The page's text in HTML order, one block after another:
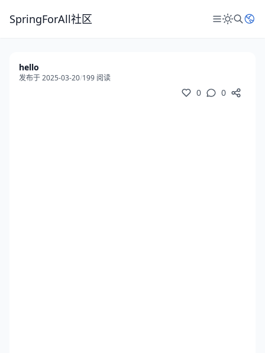
SpringForAll社区
hello
发布于 2025-03-20/199 阅读
0 0